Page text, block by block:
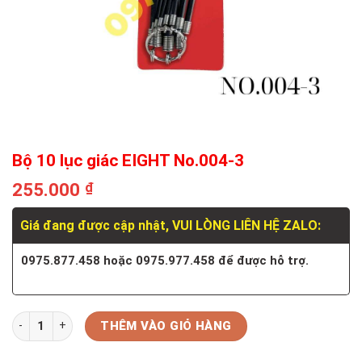
Bộ 10 lục giác EIGHT No.004-3
255.000 ₫
Giá đang được cập nhật, VUI LÒNG LIÊN HỆ ZALO:
0975.877.458 hoặc 0975.977.458 để được hỗ trợ.
Số lượng THÊM VÀO GIỎ HÀNG